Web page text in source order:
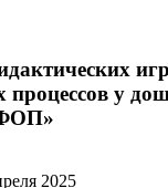
процессов у
ФОП»
2025